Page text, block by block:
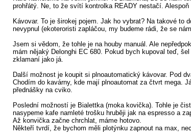
prohřátý. Ne, to že svítí kontrolka READY nestačí.
Kávovar. To je širokej pojem. Jak ho vybrat? Na takové
nevypnul (ekoteroristi zapláčou, my budeme rádi, že se
Jsem si vědom, že tohle je na houby manuál. Ale
mám nějaký Delonghi EC 680. Pokud bych kupoval teď,
zklamaní jako já.
Další možnost je koupit si plnoautomatický kávovar. Pod
Chodím do kavárny, kde mají plnoautomat za čtvrt mega.
přednášky na cviko.
Poslední možností je Bialettka (moka kovička). Tohle je
nasypeme kafe namleté trošku hruběji jak na espresso a
Až konvička začne chrchlat, máme hotovo.
Někteří tvrdí, že bychom měli plotýnku zapnout na max,